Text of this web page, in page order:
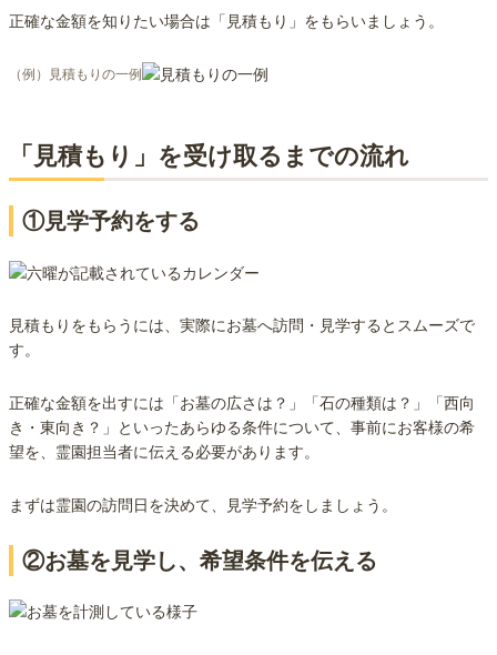
正確な金額を知りたい場合は「見積もり」をもらいましょう。
（例）見積もりの一例
「見積もり」を受け取るまでの流れ
①見学予約をする
見積もりをもらうには、実際にお墓へ訪問・見学するとスムーズで
す。
正確な金額を出すには「お墓の広さは？」「石の種類は？」「西向
き・東向き？」といったあらゆる条件について、事前にお客様の希
望を、霊園担当者に伝える必要があります。
まずは霊園の訪問日を決めて、見学予約をしましょう。
②お墓を見学し、希望条件を伝える